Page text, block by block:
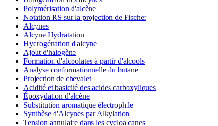
Polymérisation d'alcène
Notation RS sur la projection de Fischer
Alcynes
Alcyne Hydratation
Hydrogénation d'alcyne
Ajout d'halogène
Formation d'alcoolates à partir d'alcools
Analyse conformationnelle du butane
Projection de chevalet
Acidité et basicité des acides carboxyliques
Époxydation d'alcène
Substitution aromatique électrophile
Synthèse d'Alcynes par Alkylation
Tension annulaire dans les cycloalcanes